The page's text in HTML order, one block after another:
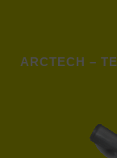
ARCTECH –